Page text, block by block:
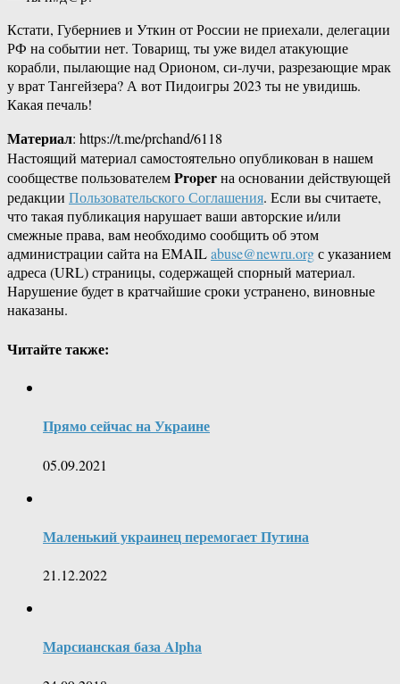
Кстати, Губерниев и Уткин от России не приехали, делегации
РФ на событии нет. Товарищ, ты уже видел атакующие
корабли, пылающие над Орионом, си-лучи, разрезающие мрак
у врат Тангейзера? А вот Пидоигры 2023 ты не увидишь.
Какая печаль!
Материал: https://t.me/prchand/6118
Настоящий материал самостоятельно опубликован в нашем
сообществе пользователемProperна основании действующей
редакции Пользовательского Соглашения. Если вы считаете,
что такая публикация нарушает ваши авторские и/или
смежные права, вам необходимо сообщить об этом
администрации сайта на EMAILabuse@newru.orgс указанием
адреса (URL) страницы, содержащей спорный материал.
Нарушение будет в кратчайшие сроки устранено, виновные
наказаны.
Читайте также:
Прямо сейчас на Украине
05.09.2021
Маленький украинец перемогает Путина
21.12.2022
Марсианская база Alpha